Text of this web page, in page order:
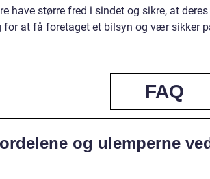
have større fred i sindet og sikre, at
for at få foretaget et bilsyn og vær sikker
FAQ
og ulemperne